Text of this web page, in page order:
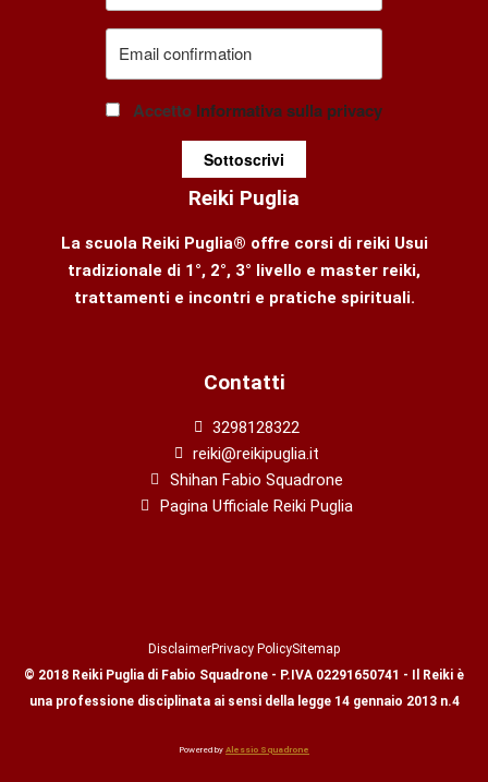
Accetto Informativa sulla privacy
Sottoscrivi
Reiki Puglia
La scuola Reiki Puglia® offre corsi di reiki Usui
tradizionale di 1°, 2°, 3° livello e master reiki,
trattamenti e incontri e pratiche spirituali.
Contatti
3298128322
reiki@reikipuglia.it
Shihan Fabio Squadrone
Pagina Ufficiale Reiki Puglia
DisclaimerPrivacy PolicySitemap
© 2018 Reiki Puglia di Fabio Squadrone - P.IVA 02291650741 - Il Reiki è
una professione disciplinata ai sensi della legge 14 gennaio 2013 n.4
Powered by Alessio Squadrone